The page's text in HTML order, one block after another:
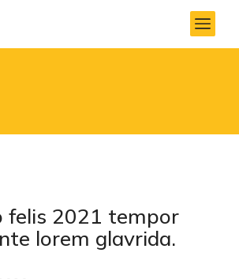
felis 2021 tempor
lorem glavrida.